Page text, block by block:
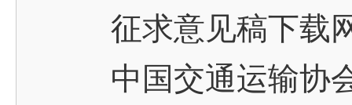
征求意见稿下载
中国交通运输协